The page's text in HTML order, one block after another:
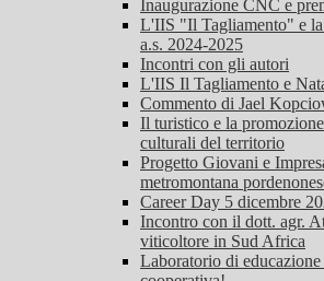
Inaugurazione CNC e
L'IIS "Il Tagliamento" e
a.s. 2024-2025
Incontri con gli autori
L'IIS Il Tagliamento e
Commento di Jael
Il turistico e la
culturali del territorio
Progetto Giovani e
metromontana
Career Day 5 dicembre
Incontro con il dott. agr.
viticoltore in Sud Africa
Laboratorio di